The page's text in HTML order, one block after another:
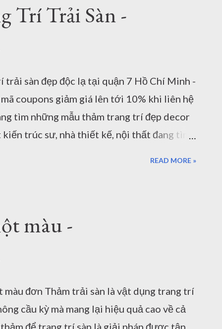
nhận xuất xứ, CO, CQ... Nếu bạn cần
chóng qua Email. Đến với cửa hàng bán
bạn sẽ nhận ngay mã coupons 10% từ
khách 2mx3m: Chất liệu: Thảm trải sàn
như len, nỉ, polyester, a...
Trí Trải Sàn -
sàn đẹp độc lạ tại quận 7 Hồ Chí Minh -
coupons giảm giá lên tới 10% khi liên hệ
tìm những mẫu thảm trang trí đẹp decor
trúc sư, nhà thiết kế, nội thất đang tìm
bày rõ ràng, cụ thể, chi tiết nhất trong bài
tại TPHCM và Hà Nội. Thảm lông xù cho
đẹp, chất lượng, an toàn. Những mẫu
READ MORE »
màu -
màu đơn Thảm trải sàn là vật dụng trang trí
cầu kỳ mà mang lại hiệu quả cao về cả
để trang trí sàn là giải pháp được tận